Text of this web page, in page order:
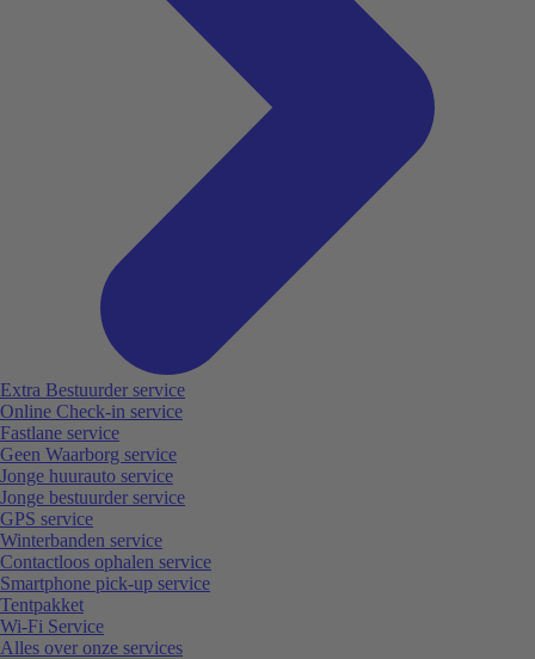
Extra Bestuurder service
Online Check-in service
Fastlane service
Geen Waarborg service
Jonge huurauto service
Jonge bestuurder service
GPS service
Winterbanden service
Contactloos ophalen service
Smartphone pick-up service
Tentpakket
Wi-Fi Service
Alles over onze services